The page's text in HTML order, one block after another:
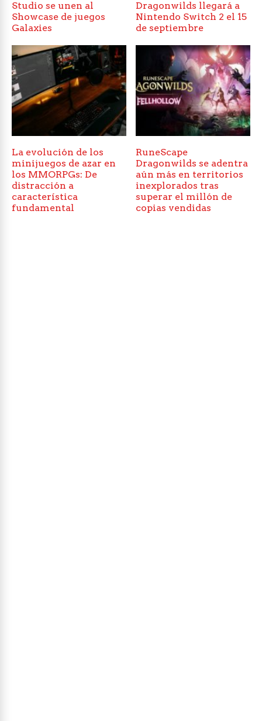
Studio se unen al
Showcase de juegos
Galaxies
Dragonwilds llegará a
Nintendo Switch 2 el 15
de septiembre
La evolución de los
minijuegos de azar en
los MMORPGs: De
distracción a
característica
fundamental
RuneScape
Dragonwilds se adentra
aún más en territorios
inexplorados tras
superar el millón de
copias vendidas